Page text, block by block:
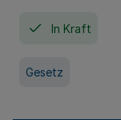
In Kraft
Gesetz